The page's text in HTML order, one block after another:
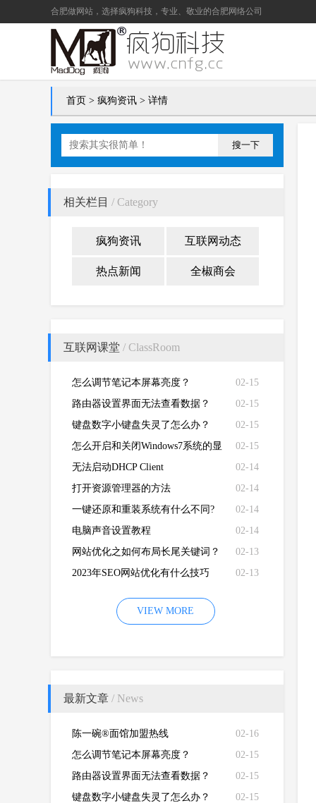
合肥做网站 ，选择疯狗科技，专业、敬业的合肥网络公司
首页 > 疯狗资讯 > 详情
搜一下
相关栏目 / Category
疯狗资讯 互联网动态
热点新闻 全椒商会
互联网课堂 / ClassRoom
02-15
怎么调节笔记本屏幕亮度？
02-15
路由器设置界面无法查看数据？
02-15
键盘数字小键盘失灵了怎么办？
02-15
怎么开启和关闭Windows7系统的显
卡硬件加速功能
02-14
无法启动DHCP Client
02-14
打开资源管理器的方法
02-14
一键还原和重装系统有什么不同?
02-14
电脑声音设置教程
02-13
网站优化之如何布局长尾关键词？
02-13
2023年SEO网站优化有什么技巧
VIEW MORE
最新文章 / News
02-16
陈一碗®面馆加盟热线
02-15
怎么调节笔记本屏幕亮度？
02-15
路由器设置界面无法查看数据？
02-15
键盘数字小键盘失灵了怎么办？